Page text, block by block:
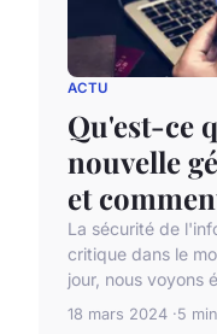
ACTU
Qu'est-ce
nouvelle
et
La sécurité de
critique dans le
jour, nous voyons
18 mars 2024 5